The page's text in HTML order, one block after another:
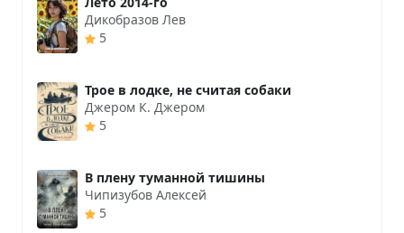
Дикобразов Лев
5
Трое в лодке, не считая собаки
Джером К. Джером
5
В плену туманной тишины
Чипизубов Алексей
5